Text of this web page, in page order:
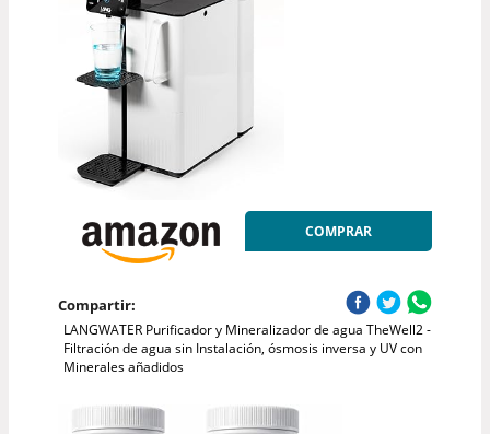
COMPRAR
Compartir:
LANGWATER Purificador y Mineralizador de agua TheWell2 -
Filtración de agua sin Instalación, ósmosis inversa y UV con
Minerales añadidos